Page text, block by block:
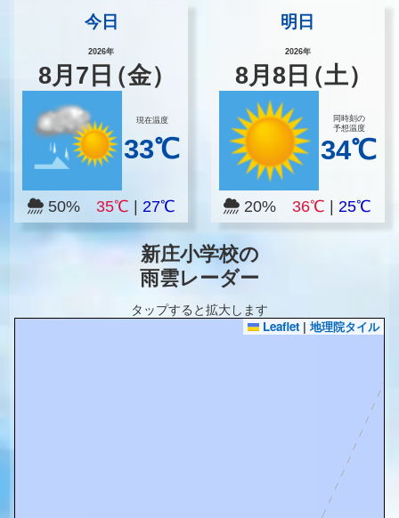
今日
2026年
8月 7 日（金）
現在温度
33℃
50% 35℃ 27℃
明日
2026年
8月8 日（土）
同時刻の
予想温度
34℃
20% 36℃ |25℃
新庄小学校の
雨雲レーダー
タップすると拡大します
Leaflet | 地理院タイル